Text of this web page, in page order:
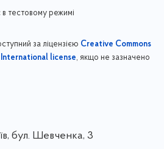
тестовому режимі
за ліцензією Creative Commons
license, якщо не зазначено
бул. Шевченка, 3